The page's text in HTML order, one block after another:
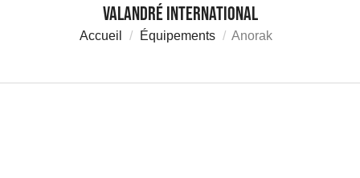
Valandré International
Accueil Équipements Anorak